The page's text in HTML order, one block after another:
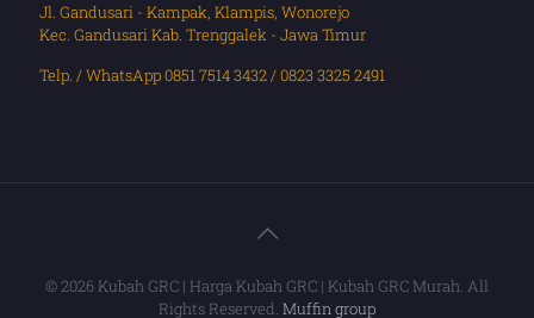
Jl. Gandusari - Kampak, Klampis, Wonorejo
Kec. Gandusari Kab. Trenggalek - Jawa Timur
Telp. / WhatsApp 0851 7514 3432 / 0823 3325 2491
© 2026 Kubah GRC | Harga Kubah GRC | Kubah GRC Murah. All
Rights Reserved. Muffin group